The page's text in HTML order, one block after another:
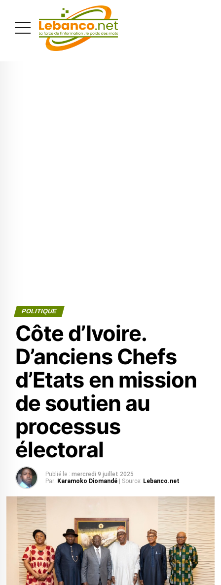
POLITIQUE
Côte d’Ivoire.
D’anciens Chefs
d’Etats en mission
de soutien au
processus
électoral
Publié le : mercredi 9 juillet 2025
Par: Karamoko Diomandé | Source: Lebanco.net